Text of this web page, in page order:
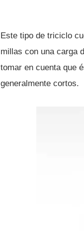
Este tipo de triciclo
millas con una carga
tomar en cuenta que
generalmente cortos.